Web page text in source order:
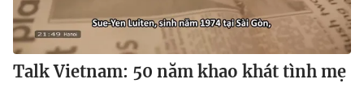
Talk Vietnam: 50 năm khao khát tình mẹ